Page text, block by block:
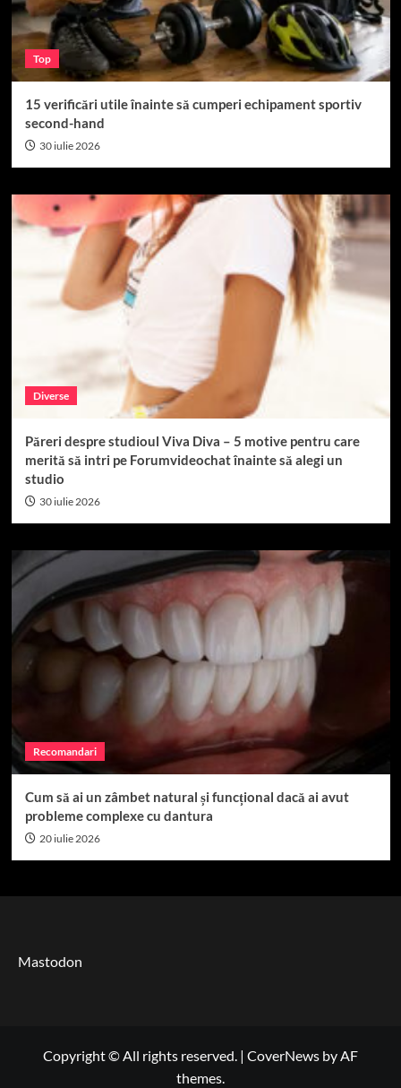
Top
15 verificări utile înainte să cumperi echipament sportiv
second-hand
30 iulie 2026
Diverse
Păreri despre studioul Viva Diva – 5 motive pentru care
merită să intri pe Forumvideochat înainte să alegi un
studio
30 iulie 2026
Recomandari
Cum să ai un zâmbet natural și funcțional dacă ai avut
probleme complexe cu dantura
20 iulie 2026
Mastodon
Copyright © All rights reserved. | CoverNews by AF
themes.